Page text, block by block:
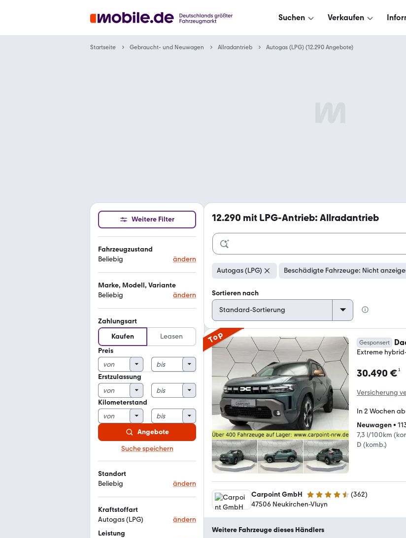
Suchen Verkaufen
Startseite Gebraucht- und Neuwagen Allradantrieb Autogas (LPG) (12.290 Angebote)
Weitere Filter
Fahrzeugzustand
Beliebig
ändern
Marke, Modell, Variante
Beliebig
ändern
Zahlungsart
Kaufen
Leasen
Preis
Erstzulassung
Kilometerstand
Angebote
Suche speichern
Standort
Beliebig
ändern
Kraftstoffart
Autogas (LPG)
ändern
Leistung
12.290 mit LPG-Antrieb: Allradantrieb
Autogas (LPG) Beschädigte Fahrzeuge: Nicht
Sortieren nach
Top Gesponsert
Extreme
30.490 €¹
Versicherung
In 2 Wochen
Neuwagen•
7,3 l/100km
D (komb.)
Carpoint GmbH 4.5 Sterne (362)
47506 Neukirchen-Vluyn
Weitere Fahrzeuge dieses Händlers